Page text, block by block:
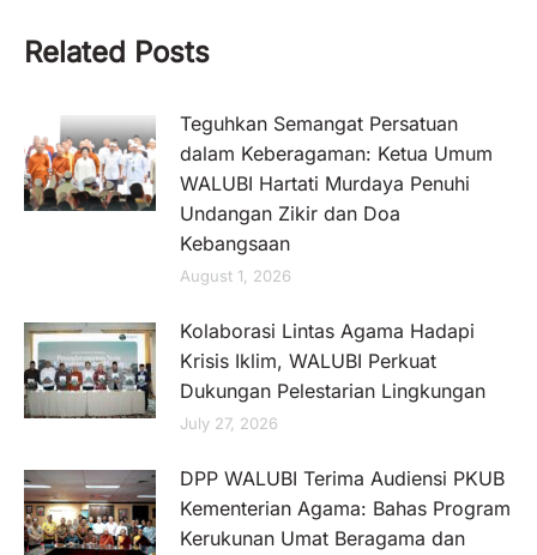
Related Posts
Teguhkan Semangat Persatuan
dalam Keberagaman: Ketua Umum
WALUBI Hartati Murdaya Penuhi
Undangan Zikir dan Doa
Kebangsaan
August 1, 2026
Kolaborasi Lintas Agama Hadapi
Krisis Iklim, WALUBI Perkuat
Dukungan Pelestarian Lingkungan
July 27, 2026
DPP WALUBI Terima Audiensi PKUB
Kementerian Agama: Bahas Program
Kerukunan Umat Beragama dan